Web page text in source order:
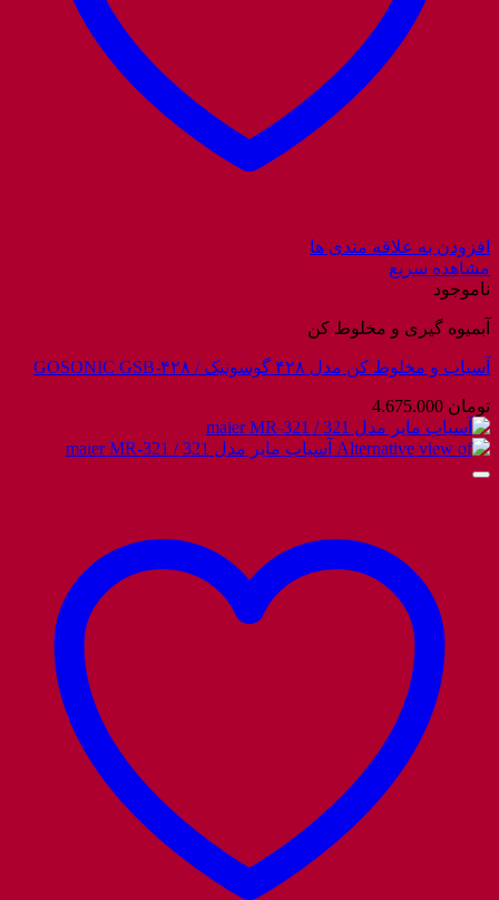
افزودن به علاقه مندی ها
مشاهده سریع
ناموجود
آبمیوه گیری و مخلوط کن
آسیاب و مخلوط کن مدل ۴۲۸ گوسونیک / GOSONIC GSB-۴۲۸
تومان